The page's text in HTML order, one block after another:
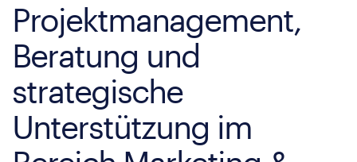
Projektmanagement,
Beratung und
strategische
Unterstützung im